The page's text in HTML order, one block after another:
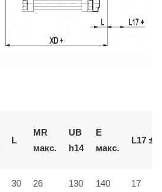
L
MR
макс.
UB
h14
E
макс.
L17 ±2
30 26 130 140 17